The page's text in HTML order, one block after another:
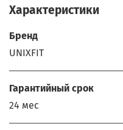
Характеристики
Бренд
UNIXFIT
Гарантийный срок
24 мес